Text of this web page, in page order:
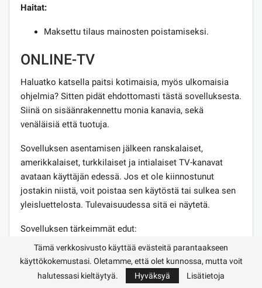
Haitat:
Maksettu tilaus mainosten poistamiseksi.
ONLINE-TV
Haluatko katsella paitsi kotimaisia, myös ulkomaisia ​​
ohjelmia? Sitten pidät ehdottomasti tästä sovelluksesta.
Siinä on sisäänrakennettu monia kanavia, sekä
venäläisiä että tuotuja.
Sovelluksen asentamisen jälkeen ranskalaiset,
amerikkalaiset, turkkilaiset ja intialaiset TV-kanavat
avataan käyttäjän edessä. Jos et ole kiinnostunut
jostakin niistä, voit poistaa sen käytöstä tai sulkea sen
yleisluettelosta. Tulevaisuudessa sitä ei näytetä.
Sovelluksen tärkeimmät edut:
kyky katsella suosikkiohjelmasi kaikenlaisissa
paikoissa: liikenteessä, toimistossa tai matkoilla.
Tärkeintä on Internet-yhteys;
Tämä verkkosivusto käyttää evästeitä parantaakseen
käyttökokemustasi. Oletamme, että olet kunnossa, mutta voit
halutessasi kieltäytyä.
Hyväksyä Lisätietoja